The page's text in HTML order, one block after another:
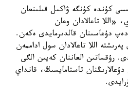
كۇندە كۇنگە ۋاكىل قىلىنعان
«اللا تاعالادان وعان
دۇعاسىنان قالدىرمايدى ەكەن.
اللا تاعالادان سول اداممەن
رۇقساتىن العاننان كەيىن الگى
تاستامايسىڭ، قانداي